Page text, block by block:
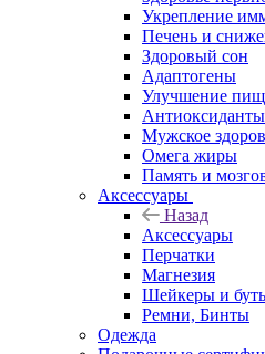
Укрепление
Печень и
Здоровый сон
Адаптогены
Улучшение
Антиоксиданты
Мужское
Омега жиры
Память и
Аксессуары
Назад
Аксессуары
Перчатки
Магнезия
Шейкеры и
Ремни, Бинты
Одежда